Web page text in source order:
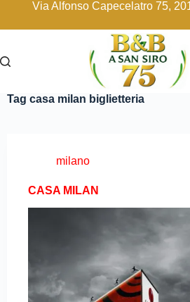
Via Alfonso Capecelatro 75,
Tag casa milan biglietteria
milano
CASA MILAN